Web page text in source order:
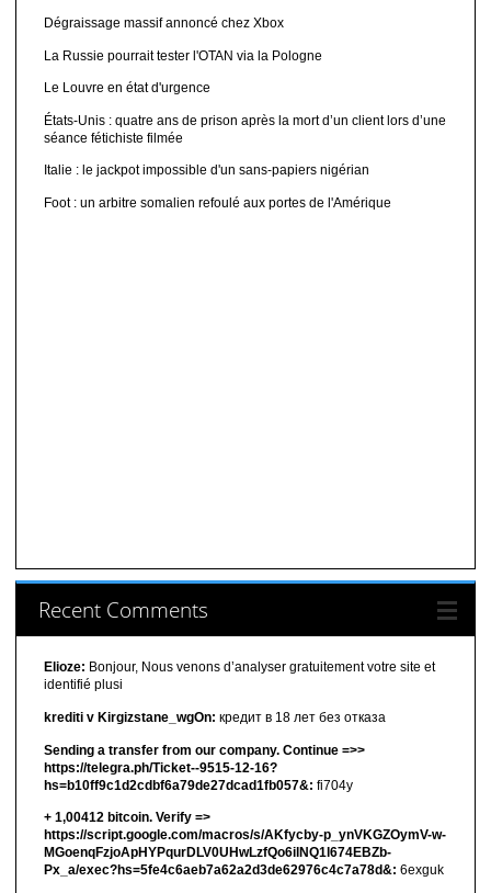
Dégraissage massif annoncé chez Xbox
La Russie pourrait tester l'OTAN via la Pologne
Le Louvre en état d'urgence
États-Unis : quatre ans de prison après la mort d’un client lors d’une
séance fétichiste filmée
Italie : le jackpot impossible d'un sans-papiers nigérian
Foot : un arbitre somalien refoulé aux portes de l'Amérique
Recent Comments
Elioze: Bonjour, Nous venons d’analyser gratuitement votre site et
identifié plusi
krediti v Kirgizstane_wgOn: кредит в 18 лет без отказа
Sending a transfer from our company. Continue =>>
https://telegra.ph/Ticket--9515-12-16?
hs=b10ff9c1d2cdbf6a79de27dcad1fb057&: fi704y
+ 1,00412 bitсоin. Verify =>
https://script.google.com/macros/s/AKfycby-p_ynVKGZOymV-w-
MGoenqFzjoApHYPqurDLV0UHwLzfQo6ilNQ1l674EBZb-
Px_a/exec?hs=5fe4c6aeb7a62a2d3de62976c4c7a78d&: 6exguk